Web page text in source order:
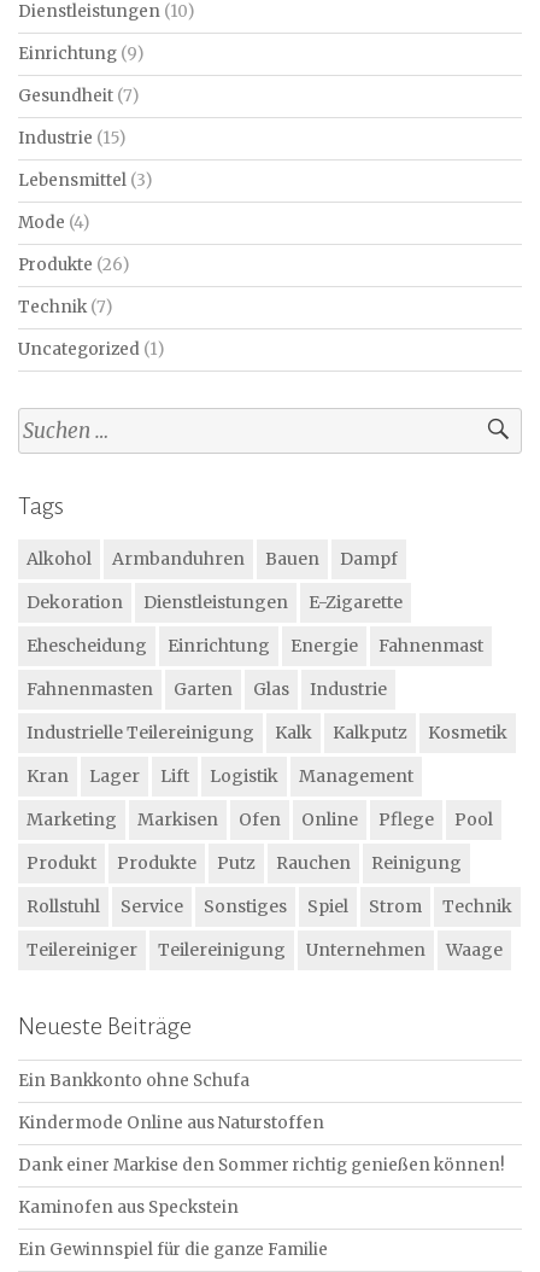
Dienstleistungen (10)
Einrichtung (9)
Gesundheit (7)
Industrie (15)
Lebensmittel (3)
Mode (4)
Produkte (26)
Technik(7)
Uncategorized (1)
Suchen
nach:
Tags
Alkohol Armbanduhren Bauen
Dampf
Dekoration
Dienstleistungen
E-Zigarette
Ehescheidung
Einrichtung Energie
Fahnenmast
Fahnenmasten
Garten Glas
Industrie
Industrielle Teilereinigung
Kalk Kalkputz
Kosmetik
Kran
Lager Lift Logistik
Management
Marketing
Markisen Ofen Online Pflege
Pool
Produkt
Produkte Putz Rauchen
Reinigung
Rollstuhl
Service Sonstiges Spiel Strom
Technik
Teilereiniger
Teilereinigung Unternehmen Waage
Neueste Beiträge
Ein Bankkonto ohne Schufa
Kindermode Online aus Naturstoffen
Dank einer Markise den Sommer richtig genießen können!
Kaminofen aus Speckstein
Ein Gewinnspiel für die ganze Familie